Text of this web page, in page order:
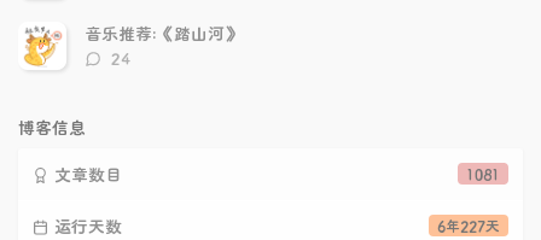
数：
音乐推荐:《踏山河》
评
24
博客信息
1081
文章数目
6年227天
运行天数